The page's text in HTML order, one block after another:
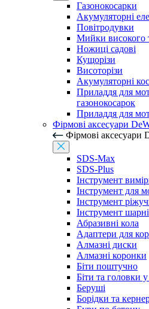
Газонокосарки
Акумуляторні
Повітродувки
Мийки високого
Ножиці садові
Кущорізи
Висоторізи
Акумуляторні
Приладдя для
газонокосарок
Приладдя для
Фірмові аксесуари
Фірмові аксесуари
SDS-Max
SDS-Plus
Інструмент
Інструмент для
Інструмент
Інструмент
Абразивні кола
Адаптери для
Алмазні диски
Алмазні коронки
Біти поштучно
Біти та головки у
Беруші
Борідки та